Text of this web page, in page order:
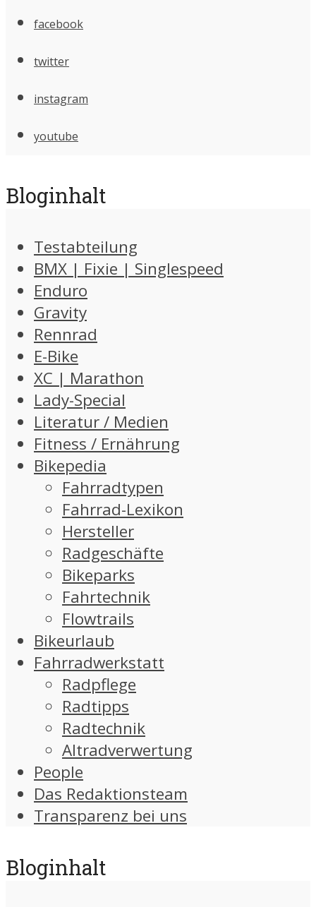
facebook
twitter
instagram
youtube
Bloginhalt
Testabteilung
BMX | Fixie | Singlespeed
Enduro
Gravity
Rennrad
E-Bike
XC | Marathon
Lady-Special
Literatur / Medien
Fitness / Ernährung
Bikepedia
Fahrradtypen
Fahrrad-Lexikon
Hersteller
Radgeschäfte
Bikeparks
Fahrtechnik
Flowtrails
Bikeurlaub
Fahrradwerkstatt
Radpflege
Radtipps
Radtechnik
Altradverwertung
People
Das Redaktionsteam
Transparenz bei uns
Bloginhalt